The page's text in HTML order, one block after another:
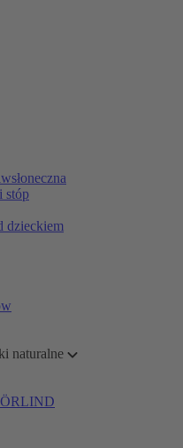
stóp
dzieckiem
naturalne